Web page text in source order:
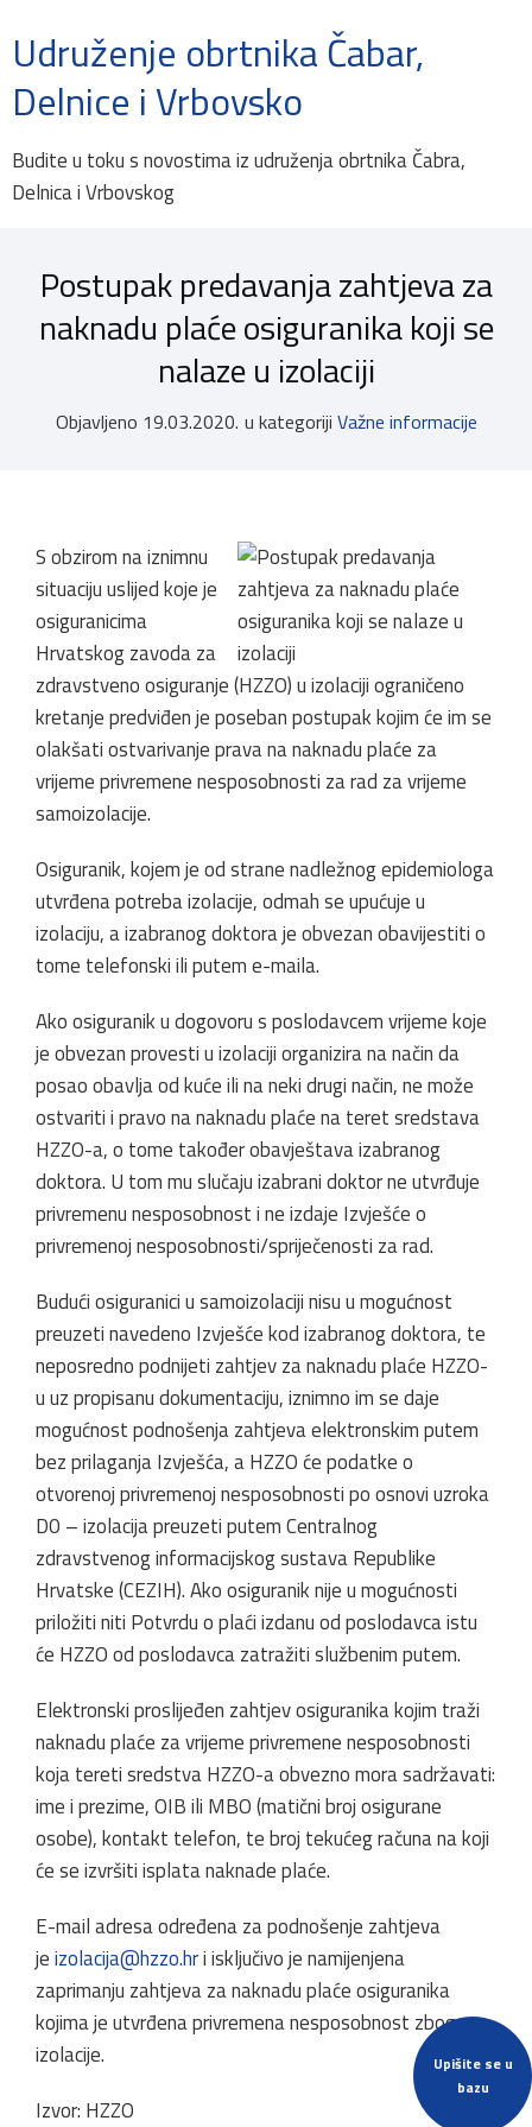
Upišite se u
bazu
Udruženje obrtnika Čabar,
Delnice i Vrbovsko
Budite u toku s novostima iz udruženja obrtnika Čabra,
Delnica i Vrbovskog
Postupak predavanja zahtjeva za
naknadu plaće osiguranika koji se
nalaze u izolaciji
Objavljeno 19.03.2020. u kategoriji Važne informacije
S obzirom na iznimnu
situaciju uslijed koje je
osiguranicima
Hrvatskog zavoda za
zdravstveno osiguranje (HZZO) u izolaciji ograničeno
kretanje predviđen je poseban postupak kojim će im se
olakšati ostvarivanje prava na naknadu plaće za
vrijeme privremene nesposobnosti za rad za vrijeme
samoizolacije.
Osiguranik, kojem je od strane nadležnog epidemiologa
utvrđena potreba izolacije, odmah se upućuje u
izolaciju, a izabranog doktora je obvezan obavijestiti o
tome telefonski ili putem e-maila.
Ako osiguranik u dogovoru s poslodavcem vrijeme koje
je obvezan provesti u izolaciji organizira na način da
posao obavlja od kuće ili na neki drugi način, ne može
ostvariti i pravo na naknadu plaće na teret sredstava
HZZO-a, o tome također obavještava izabranog
doktora. U tom mu slučaju izabrani doktor ne utvrđuje
privremenu nesposobnost i ne izdaje Izvješće o
privremenoj nesposobnosti/spriječenosti za rad.
Budući osiguranici u samoizolaciji nisu u mogućnost
preuzeti navedeno Izvješće kod izabranog doktora, te
neposredno podnijeti zahtjev za naknadu plaće HZZO-
u uz propisanu dokumentaciju, iznimno im se daje
mogućnost podnošenja zahtjeva elektronskim putem
bez prilaganja Izvješća, a HZZO će podatke o
otvorenoj privremenoj nesposobnosti po osnovi uzroka
D0 – izolacija preuzeti putem Centralnog
zdravstvenog informacijskog sustava Republike
Hrvatske (CEZIH). Ako osiguranik nije u mogućnosti
priložiti niti Potvrdu o plaći izdanu od poslodavca istu
će HZZO od poslodavca zatražiti službenim putem.
Elektronski proslijeđen zahtjev osiguranika kojim traži
naknadu plaće za vrijeme privremene nesposobnosti
koja tereti sredstva HZZO-a obvezno mora sadržavati:
ime i prezime, OIB ili MBO (matični broj osigurane
osobe), kontakt telefon, te broj tekućeg računa na koji
će se izvršiti isplata naknade plaće.
E-mail adresa određena za podnošenje zahtjeva
jeizolacija@hzzo.hri isključivo je namijenjena
zaprimanju zahtjeva za naknadu plaće osiguranika
kojima je utvrđena privremena nesposobnost zbog
izolacije.
Izvor: HZZO